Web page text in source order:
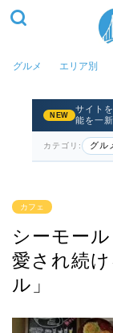
グルメ エリア別
NEW
サイト
能を一新
カテゴリ: グル
カフェ
シーモー
愛され続
ル」